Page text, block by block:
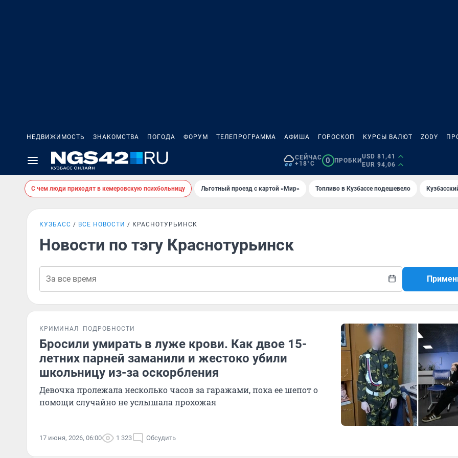
НЕДВИЖИМОСТЬ ЗНАКОМСТВА ПОГОДА ФОРУМ ТЕЛЕПРОГРАММА АФИША ГОРОСКОП КУРСЫ ВАЛЮТ ZODY
СЕЙЧАС
+18°C
0 ПРОБКИ
USD 81,41
EUR 94,06
С чем люди приходят в кемеровскую психбольницу Льготный проезд с картой «Мир» Топливо в Кузбассе подешевело
КУЗБАСС ВСЕ НОВОСТИ КРАСНОТУРЬИНСК
Новости по тэгу Краснотурьинск
КРИМИНАЛ ПОДРОБНОСТИ
Бросили умирать в луже крови. Как двое 15-
летних парней заманили и жестоко убили
школьницу из-за оскорбления
Девочка пролежала несколько часов за гаражами, пока ее шепот о
помощи случайно не услышала прохожая
17 июня, 2026, 06:00 1 323 Обсудить